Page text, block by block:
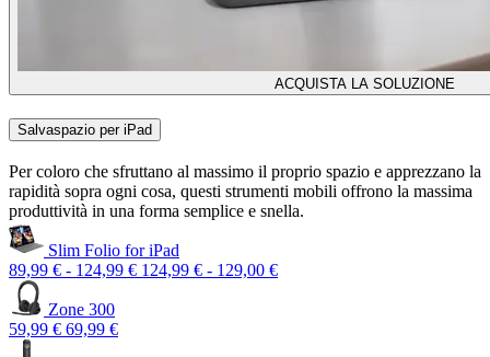
ACQUISTA LA SOLUZIONE
Salvaspazio per iPad
Per coloro che sfruttano al massimo il proprio spazio e apprezzano la
rapidità sopra ogni cosa, questi strumenti mobili offrono la massima
produttività in una forma semplice e snella.
Slim Folio for iPad
89,99 € - 124,99 € 124,99 € - 129,00 €
Zone 300
59,99 € 69,99 €